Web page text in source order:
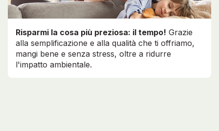
Risparmi la cosa più preziosa: il tempo! Grazie
alla semplificazione e alla qualità che ti offriamo,
mangi bene e senza stress, oltre a ridurre
l'impatto ambientale.